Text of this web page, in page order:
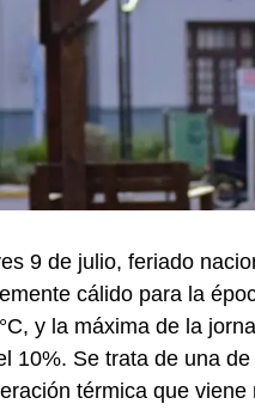
9 de julio, feriado
cálido para la
y la máxima de la
10%. Se trata de una
térmica que